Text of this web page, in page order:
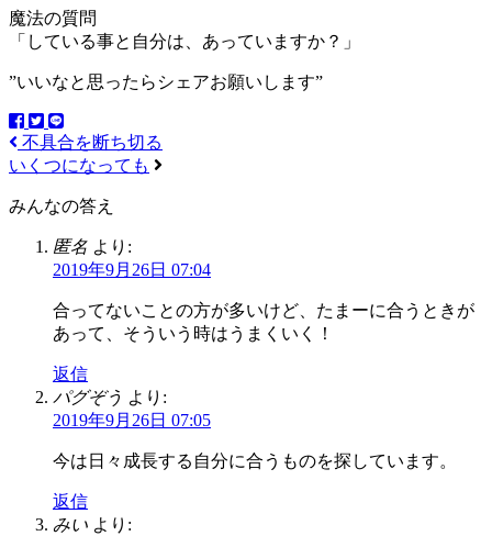
魔法の質問
「している事と自分は、あっていますか？」
”いいなと思ったらシェアお願いします”
不具合を断ち切る
いくつになっても
みんなの答え
匿名 より:
2019年9月26日 07:04
合ってないことの方が多いけど、たまーに合うときが
あって、そういう時はうまくいく！
返信
パグぞう より:
2019年9月26日 07:05
今は日々成長する自分に合うものを探しています。
返信
みい より: